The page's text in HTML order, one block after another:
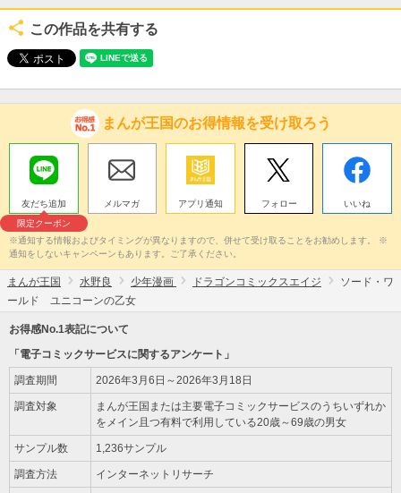
この作品を共有する
まんが王国のお得情報を受け取ろう
友だち追加
限定クーポン
メルマガ アプリ通知 フォロー いいね
※通知する情報およびタイミングが異なりますので、併せて受け取ることをお勧めします。 ※
通知をしないキャンペーンもあります。ご了承ください。
まんが王国 水野良 少年漫画 ドラゴンコミックスエイジ
ソード・ワ
ールド ユニコーンの乙女
お得感No.1表記について
「電子コミックサービスに関するアンケート」
調査期間 2026年3月6日～2026年3月18日
調査対象
まんが王国または主要電子コミックサービスのうちいずれか
をメイン且つ有料で利用している20歳～69歳の男女
サンプル数 1,236サンプル
調査方法 インターネットリサーチ